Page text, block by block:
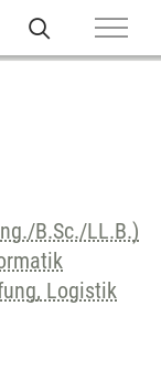
B.Sc./LL.B.)
Logistik